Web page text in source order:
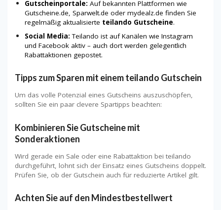
Gutscheinportale: Auf bekannten Plattformen wie
Gutscheine.de, Sparwelt.de oder mydealz.de finden Sie
regelmäßig aktualisierte teilando Gutscheine.
Social Media: Teilando ist auf Kanälen wie Instagram
und Facebook aktiv – auch dort werden gelegentlich
Rabattaktionen gepostet.
Tipps zum Sparen mit einem teilando Gutschein
Um das volle Potenzial eines Gutscheins auszuschöpfen,
sollten Sie ein paar clevere Spartipps beachten:
Kombinieren Sie Gutscheine mit
Sonderaktionen
Wird gerade ein Sale oder eine Rabattaktion bei teilando
durchgeführt, lohnt sich der Einsatz eines Gutscheins doppelt.
Prüfen Sie, ob der Gutschein auch für reduzierte Artikel gilt.
Achten Sie auf den Mindestbestellwert